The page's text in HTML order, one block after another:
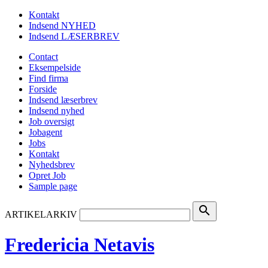
Kontakt
Indsend NYHED
Indsend LÆSERBREV
Contact
Eksempelside
Find firma
Forside
Indsend læserbrev
Indsend nyhed
Job oversigt
Jobagent
Jobs
Kontakt
Nyhedsbrev
Opret Job
Sample page
ARTIKELARKIV search
Fredericia Netavis